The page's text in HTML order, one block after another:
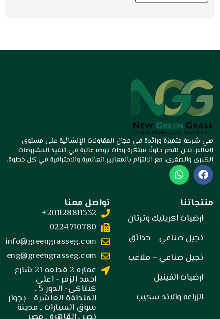
هي شركة متميزة ورائدة في مجال المقاولات الإنشائية على مستوى
العالم. نحن نقدم حلولًا مبتكرة وذات جودة عالية في تنفيذ المشروعات
الكبرى والصغرى، مع الالتزام بالمعايير العالمية والاحترافية في كل خطوة.
F
a
c
e
b
o
k
W
h
a
a
p
منتجاتنا
ارضيات اكريليك وترتان
نجيل صناعي – حدائق
نجيل صناعي – ملاعب
ارضيات الفينيل
الزراعه والاند سكيب
تواصل معنا
201128811332+
0224710780
info@greengrasseg.com
eng@greengrasseg.com
عماره 2 قطعه 21 شارع
احمد الزمر - اعلى
كنتاكى- الدور 5 ـ
المنطقة العاشرة - بجوار
سوق السيارات ـ مدينة